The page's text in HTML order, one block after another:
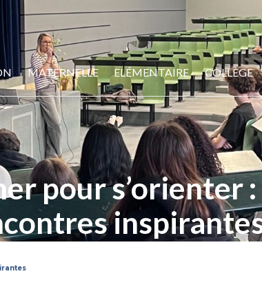
MATERNELLE ELÉMENTAIRE COLLÈGE
pour s’orienter